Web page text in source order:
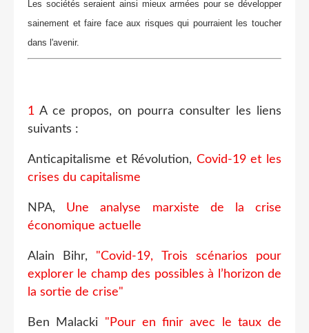
Les sociétés seraient ainsi mieux armées pour se développer
sainement et faire face aux risques qui pourraient les toucher
dans l'avenir.
1 A ce propos, on pourra consulter les liens
suivants :
Anticapitalisme et Révolution, Covid-19 et les
crises du capitalisme
NPA, Une analyse marxiste de la crise
économique actuelle
Alain Bihr, "Covid-19, Trois scénarios pour
explorer le champ des possibles à l’horizon de
la sortie de crise"
Ben Malacki "Pour en finir avec le taux de